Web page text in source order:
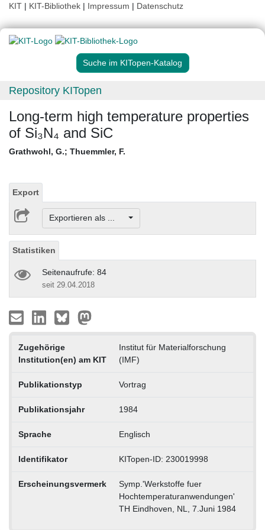
KIT | KIT-Bibliothek | Impressum | Datenschutz
Suche im KITopen-Katalog
Repository KITopen
Long-term high temperature properties
of Si₃N₄ and SiC
Grathwohl, G.; Thuemmler, F.
Export
Exportieren als ...
Statistiken
Seitenaufrufe: 84
seit 29.04.2018
Zugehörige
Institution(en) am KIT
Institut für Materialforschung
(IMF)
Publikationstyp Vortrag
Publikationsjahr 1984
Sprache Englisch
Identifikator KITopen-ID: 230019998
Erscheinungsvermerk
Symp.'Werkstoffe fuer
Hochtemperaturanwendungen'
TH Eindhoven, NL, 7.Juni 1984